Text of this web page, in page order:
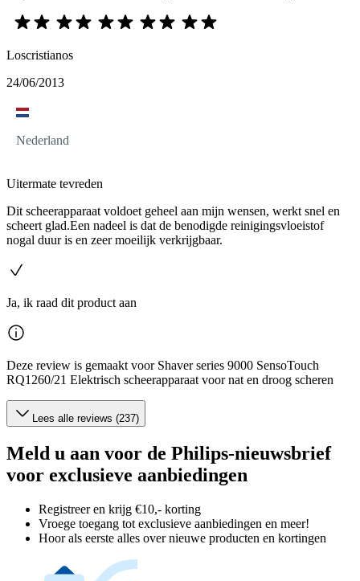
Loscristianos
24/06/2013
Nederland
Uitermate tevreden
Dit scheerapparaat voldoet geheel aan mijn wensen, werkt snel en
scheert glad.Een nadeel is dat de benodigde reinigingsvloeistof
nogal duur is en zeer moeilijk verkrijgbaar.
Ja, ik raad dit product aan
Deze review is gemaakt voor Shaver series 9000 SensoTouch
RQ1260/21 Elektrisch scheerapparaat voor nat en droog scheren
Lees alle reviews (237)
Meld u aan voor de Philips-nieuwsbrief
voor exclusieve aanbiedingen
Registreer en krijg €10,- korting
Vroege toegang tot exclusieve aanbiedingen en meer!
Hoor als eerste alles over nieuwe producten en kortingen